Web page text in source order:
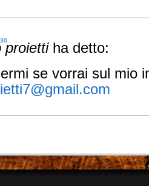
proietti ha detto:
se vorrai sul mio